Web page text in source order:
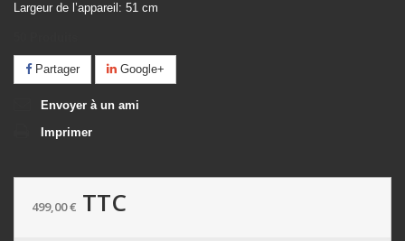
Largeur de l ’appareil: 51 cm
Partager Google+
Envoyer à un ami
Imprimer
499,00 € TTC